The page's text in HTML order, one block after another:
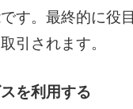
す。最終的に役
引されます。
を利用する